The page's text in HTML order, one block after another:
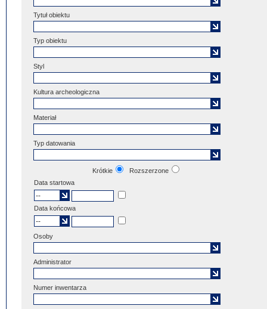
Tytuł obiektu
Typ obiektu
Styl
Kultura archeologiczna
Materiał
Typ datowania
Krótkie
Rozszerzone
Data startowa
Data końcowa
Osoby
Administrator
Numer inwentarza